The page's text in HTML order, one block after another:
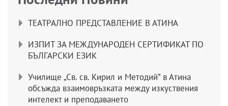
ТЕАТРАЛНО ПРЕДСТАВЛЕНИЕ В АТИНА
ИЗПИТ ЗА МЕЖДУНАРОДЕН СЕРТИФИКАТ ПО
БЪЛГАРСКИ ЕЗИК
Училище „Св. св. Кирил и Методий” в Атина
обсъжда взаимовръзката между изкуствения
интелект и преподаването